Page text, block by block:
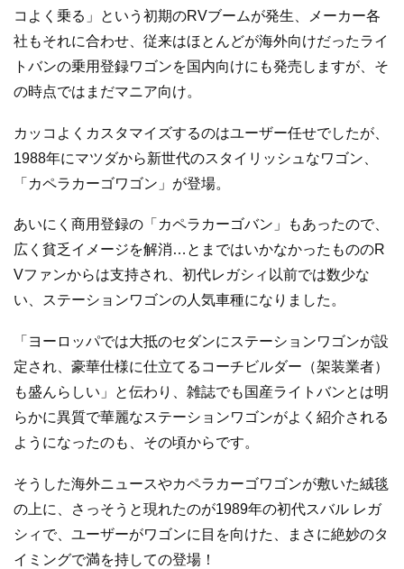
コよく乗る」という初期のRVブームが発生、メーカー各
社もそれに合わせ、従来はほとんどが海外向けだったライ
トバンの乗用登録ワゴンを国内向けにも発売しますが、そ
の時点ではまだマニア向け。
カッコよくカスタマイズするのはユーザー任せでしたが、
1988年にマツダから新世代のスタイリッシュなワゴン、
「カペラカーゴワゴン」が登場。
あいにく商用登録の「カペラカーゴバン」もあったので、
広く貧乏イメージを解消…とまではいかなかったもののR
Vファンからは支持され、初代レガシィ以前では数少な
い、ステーションワゴンの人気車種になりました。
「ヨーロッパでは大抵のセダンにステーションワゴンが設
定され、豪華仕様に仕立てるコーチビルダー（架装業者）
も盛んらしい」と伝わり、雑誌でも国産ライトバンとは明
らかに異質で華麗なステーションワゴンがよく紹介される
ようになったのも、その頃からです。
そうした海外ニュースやカペラカーゴワゴンが敷いた絨毯
の上に、さっそうと現れたのが1989年の初代スバル レガ
シィで、ユーザーがワゴンに目を向けた、まさに絶妙のタ
イミングで満を持しての登場！